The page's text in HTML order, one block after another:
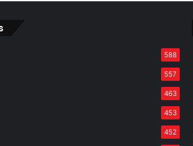
588
557
463
453
452